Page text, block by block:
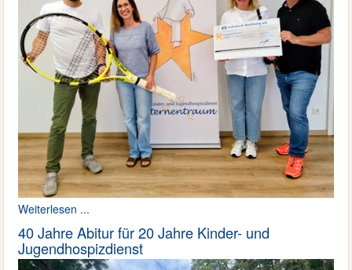
Weiterlesen ...
40 Jahre Abitur für 20 Jahre Kinder- und
Jugendhospizdienst